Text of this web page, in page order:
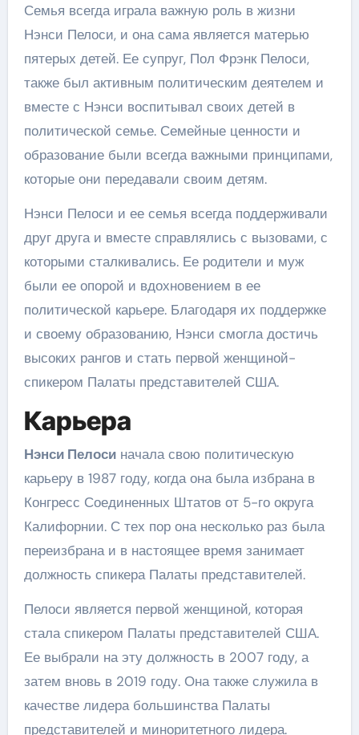
Семья всегда играла важную роль в жизни
Нэнси Пелоси, и она сама является матерью
пятерых детей. Ее супруг, Пол Фрэнк Пелоси,
также был активным политическим деятелем и
вместе с Нэнси воспитывал своих детей в
политической семье. Семейные ценности и
образование были всегда важными принципами,
которые они передавали своим детям.
Нэнси Пелоси и ее семья всегда поддерживали
друг друга и вместе справлялись с вызовами, с
которыми сталкивались. Ее родители и муж
были ее опорой и вдохновением в ее
политической карьере. Благодаря их поддержке
и своему образованию, Нэнси смогла достичь
высоких рангов и стать первой женщиной-
спикером Палаты представителей США.
Карьера
Нэнси Пелосиначала свою политическую
карьеру в 1987 году, когда она была избрана в
Конгресс Соединенных Штатов от 5-го округа
Калифорнии. С тех пор она несколько раз была
переизбрана и в настоящее время занимает
должность спикера Палаты представителей.
Пелоси является первой женщиной, которая
стала спикером Палаты представителей США.
Ее выбрали на эту должность в 2007 году, а
затем вновь в 2019 году. Она также служила в
качестве лидера большинства Палаты
представителей и миноритетного лидера.